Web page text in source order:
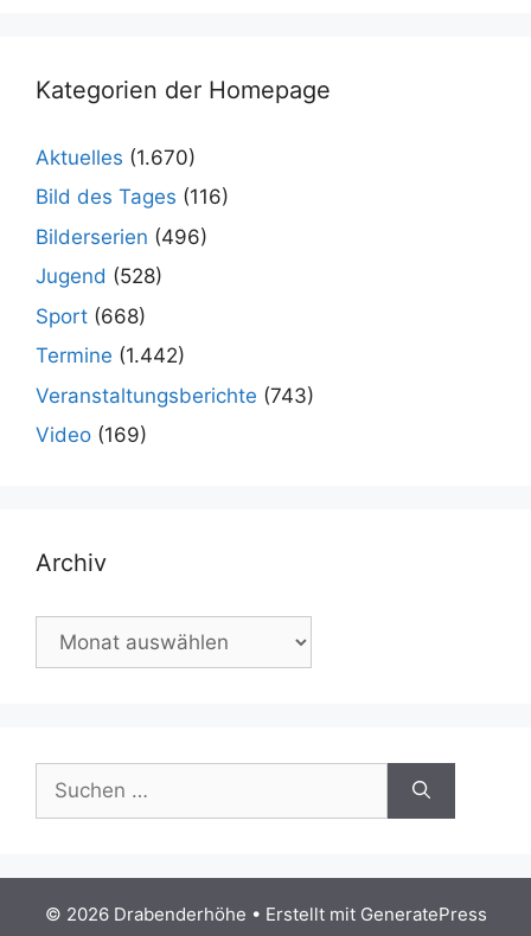
Kategorien der Homepage
Aktuelles (1.670)
Bild des Tages (116)
Bilderserien (496)
Jugend (528)
Sport (668)
Termine (1.442)
Veranstaltungsberichte (743)
Video (169)
Archiv
Archiv
Suchen
nach:
© 2026 Drabenderhöhe • Erstellt mit GeneratePress